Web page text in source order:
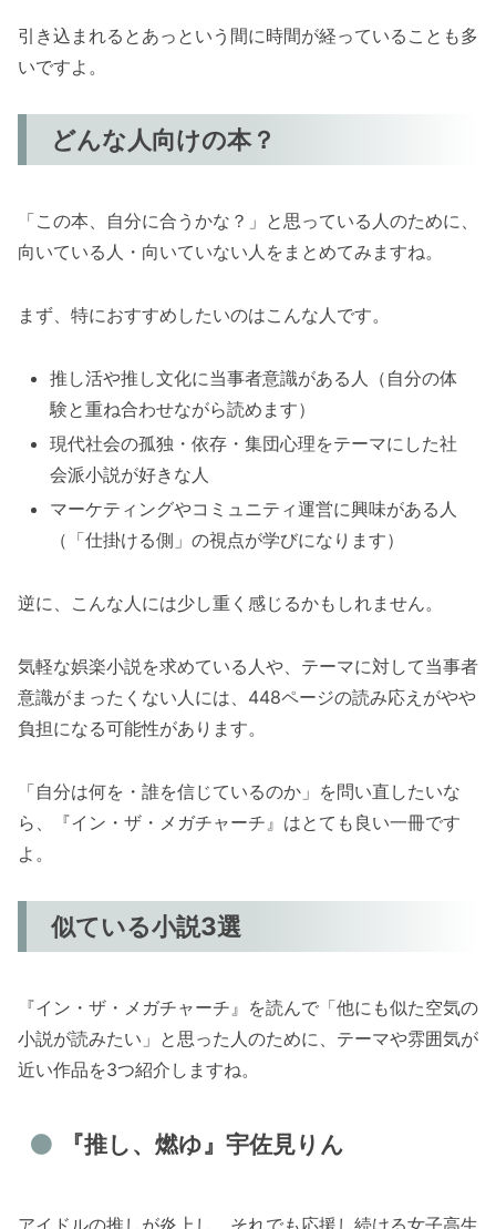
引き込まれるとあっという間に時間が経っていることも多
いですよ。
どんな人向けの本？
「この本、自分に合うかな？」と思っている人のために、
向いている人・向いていない人をまとめてみますね。
まず、特におすすめしたいのはこんな人です。
推し活や推し文化に当事者意識がある人（自分の体
験と重ね合わせながら読めます）
現代社会の孤独・依存・集団心理をテーマにした社
会派小説が好きな人
マーケティングやコミュニティ運営に興味がある人
（「仕掛ける側」の視点が学びになります）
逆に、こんな人には少し重く感じるかもしれません。
気軽な娯楽小説を求めている人や、テーマに対して当事者
意識がまったくない人には、448ページの読み応えがやや
負担になる可能性があります。
「自分は何を・誰を信じているのか」を問い直したいな
ら、『イン・ザ・メガチャーチ』はとても良い一冊です
よ。
似ている小説3選
『イン・ザ・メガチャーチ』を読んで「他にも似た空気の
小説が読みたい」と思った人のために、テーマや雰囲気が
近い作品を3つ紹介しますね。
『推し、燃ゆ』宇佐見りん